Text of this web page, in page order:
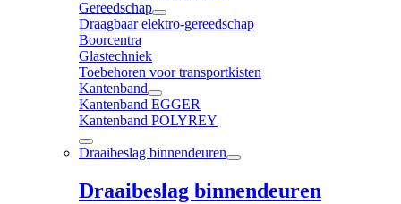
Gereedschap
Draagbaar elektro-gereedschap
Boorcentra
Glastechniek
Toebehoren voor transportkisten
Kantenband
Kantenband EGGER
Kantenband POLYREY
Draaibeslag binnendeuren
Draaibeslag binnendeuren